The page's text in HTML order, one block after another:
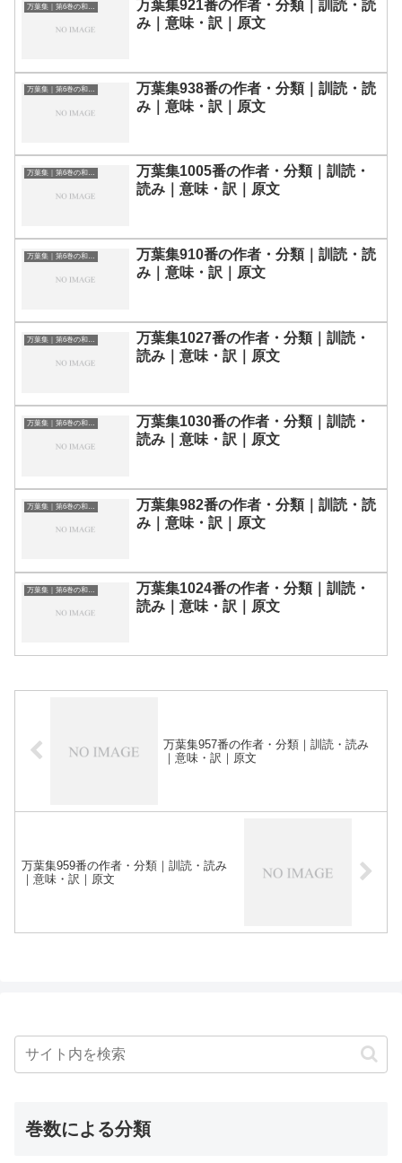
万葉集｜第6巻の和歌一覧
万葉集921番の作者・分類｜訓読・読
み｜意味・訳｜原文
万葉集｜第6巻の和歌一覧
万葉集938番の作者・分類｜訓読・読
み｜意味・訳｜原文
万葉集｜第6巻の和歌一覧
万葉集1005番の作者・分類｜訓読・
読み｜意味・訳｜原文
万葉集｜第6巻の和歌一覧
万葉集910番の作者・分類｜訓読・読
み｜意味・訳｜原文
万葉集｜第6巻の和歌一覧
万葉集1027番の作者・分類｜訓読・
読み｜意味・訳｜原文
万葉集｜第6巻の和歌一覧
万葉集1030番の作者・分類｜訓読・
読み｜意味・訳｜原文
万葉集｜第6巻の和歌一覧
万葉集982番の作者・分類｜訓読・読
み｜意味・訳｜原文
万葉集1024番の作者・分類｜訓読・
読み｜意味・訳｜原文
万葉集957番の作者・分類｜訓読・読み
｜意味・訳｜原文
万葉集959番の作者・分類｜訓読・読み
｜意味・訳｜原文
巻数による分類